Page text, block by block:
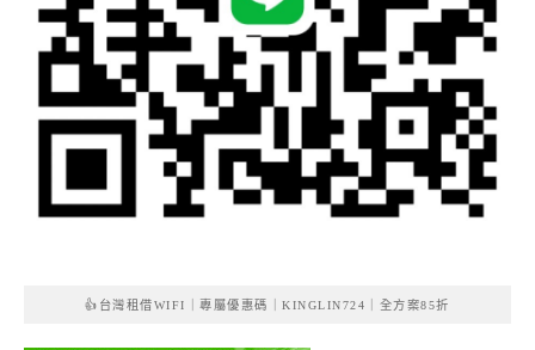
👍台灣租借WIFI｜專屬優惠碼｜KINGLIN724｜全方案85折